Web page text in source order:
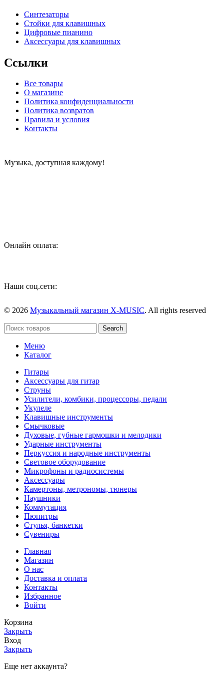
Синтезаторы
Стойки для клавишных
Цифровые пианино
Аксессуары для клавишных
Ссылки
Все товары
О магазине
Политика конфиденциальности
Политика возвратов
Правила и условия
Контакты
Музыка, доступная каждому!
Онлайн оплата:
Наши соц.сети:
© 2026 Музыкальный магазин X-MUSIC. All rights reserved
Search
Меню
Каталог
Гитары
Аксессуары для гитар
Струны
Усилители, комбики, процессоры, педали
Укулеле
Клавишные инструменты
Смычковые
Духовые, губные гармошки и мелодики
Ударные инструменты
Перкуссия и народные инструменты
Световое оборудование
Микрофоны и радиосистемы
Аксессуары
Камертоны, метрономы, тюнеры
Наушники
Коммутация
Пюпитры
Стулья, банкетки
Сувениры
Главная
Магазин
О нас
Доставка и оплата
Контакты
Избранное
Войти
Корзина
Закрыть
Вход
Закрыть
Еще нет аккаунта?